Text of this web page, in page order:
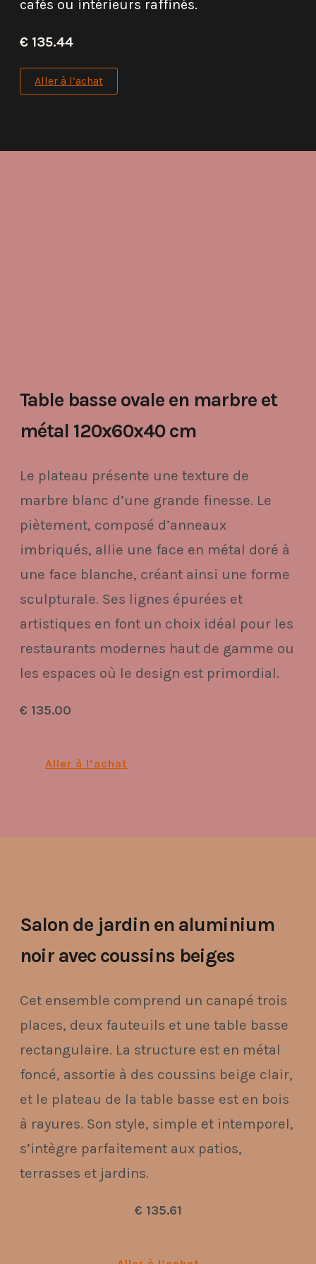
cafés ou intérieurs raffinés.
€ 135.44
Aller à l’achat
Table basse ovale en marbre et
métal 120x60x40 cm
Le plateau présente une texture de
marbre blanc d’une grande finesse. Le
piètement, composé d’anneaux
imbriqués, allie une face en métal doré à
une face blanche, créant ainsi une forme
sculpturale. Ses lignes épurées et
artistiques en font un choix idéal pour les
restaurants modernes haut de gamme ou
les espaces où le design est primordial.
€ 135.00
Aller à l’achat
Salon de jardin en aluminium
noir avec coussins beiges
Cet ensemble comprend un canapé trois
places, deux fauteuils et une table basse
rectangulaire. La structure est en métal
foncé, assortie à des coussins beige clair,
et le plateau de la table basse est en bois
à rayures. Son style, simple et intemporel,
s’intègre parfaitement aux patios,
terrasses et jardins.
€ 135.61